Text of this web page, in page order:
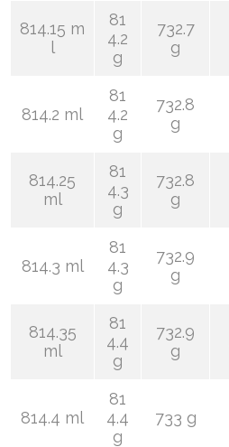
814.15 m
l
81
4.2
g
732.7
g
814.2 ml
81
4.2
g
732.8
g
814.25
ml
81
4.3
g
732.8
g
814.3 ml
81
4.3
g
732.9
g
814.35
ml
81
4.4
g
732.9
g
814.4 ml
81
4.4
g
733 g